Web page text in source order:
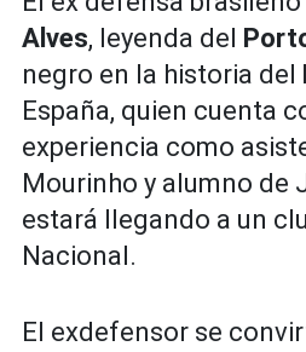
Alves, leyenda del
negro en la historia del
España, ​​quien cuenta
experiencia como
Mourinho y alumno de
estará llegando a un
Nacional.
El exdefensor se